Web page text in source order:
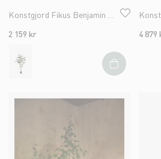
2 159 kr
4 879